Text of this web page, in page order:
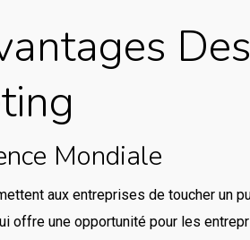
Mondiale
aux entreprises de toucher un
offre une opportunité pour les